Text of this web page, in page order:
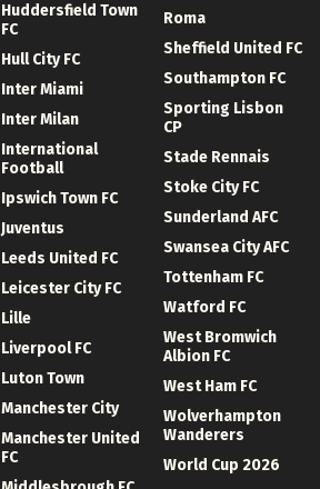
Huddersfield Town
FC
Hull City FC
Inter Miami
Inter Milan
International
Football
Ipswich Town FC
Juventus
Leeds United FC
Leicester City FC
Lille
Liverpool FC
Luton Town
Manchester City
Manchester United
FC
Roma
Sheffield United FC
Southampton FC
Sporting Lisbon
CP
Stade Rennais
Stoke City FC
Sunderland AFC
Swansea City AFC
Tottenham FC
Watford FC
West Bromwich
Albion FC
West Ham FC
Wolverhampton
Wanderers
World Cup 2026